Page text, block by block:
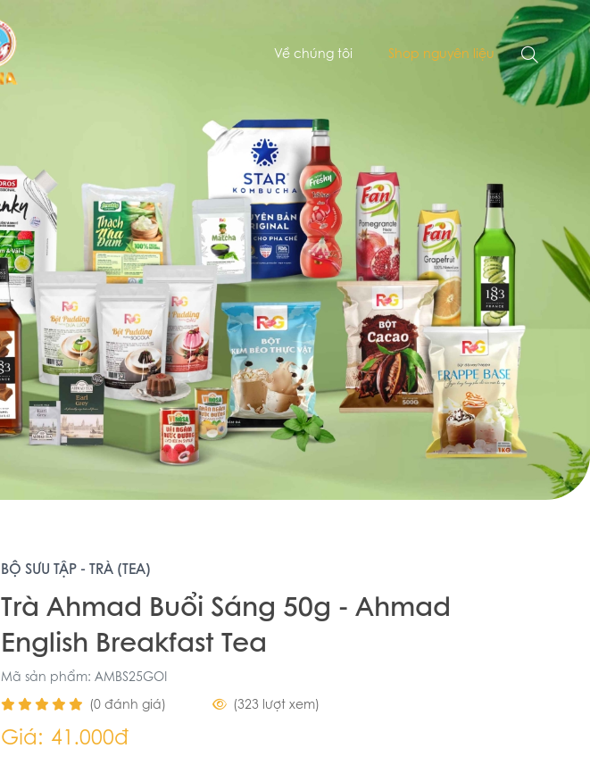
Về chúng tôi Shop nguyên liệu
BỘ SƯU TẬP - TRÀ (TEA)
Trà Ahmad Buổi Sáng 50g - Ahmad
English Breakfast Tea
Mã sản phẩm: AMBS25GOI
(0 đánh giá)
(323 lượt xem)
Giá: 41.000đ